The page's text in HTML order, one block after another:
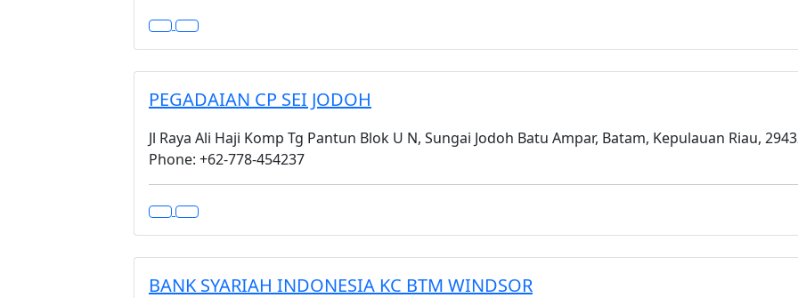
PEGADAIAN CP SEI JODOH
Jl Raya Ali Haji Komp Tg Pantun Blok U N, Sungai Jodoh Batu Ampar, Batam, Kepulauan Riau,
Phone: +62-778-454237
BANK SYARIAH INDONESIA KC BTM WINDSOR